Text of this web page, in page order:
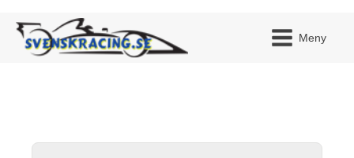
Meny